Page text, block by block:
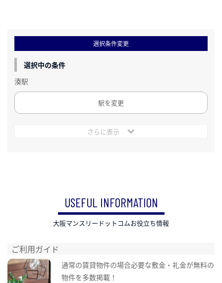
選択条件変更
選択中の条件
湊駅
駅を変更
さらに表示
USEFUL INFORMATION
大阪マンスリードットコムお役立ち情報
ご利用ガイド
通常の賃貸物件の場合必要な敷金・礼金が無料の
物件を多数掲載！